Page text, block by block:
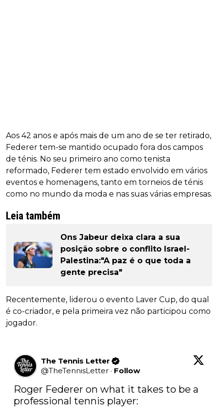
Aos 42 anos e após mais de um ano de se ter retirado,
Federer tem-se mantido ocupado fora dos campos
de ténis. No seu primeiro ano como tenista
reformado, Federer tem estado envolvido em vários
eventos e homenagens, tanto em torneios de ténis
como no mundo da moda e nas suas várias empresas.
Leia também
Ons Jabeur deixa clara a sua
posição sobre o conflito Israel-
Palestina:"A paz é o que toda a
gente precisa"
Recentemente, liderou o evento Laver Cup, do qual
é co-criador, e pela primeira vez não participou como
jogador.
The Tennis Letter
@TheTennisLetter · Follow
Roger Federer on what it takes to be a
professional tennis player: